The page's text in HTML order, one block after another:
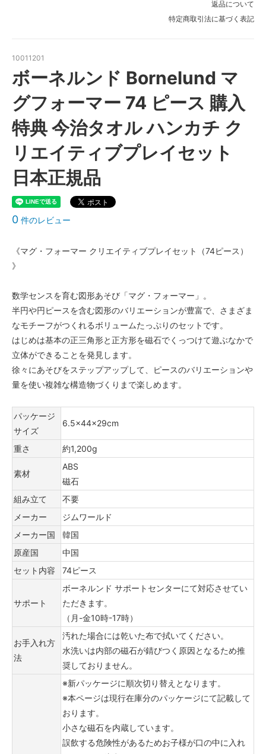
返品について
特定商取引法に基づく表記
10011201
ボーネルンド Bornelund マ
グフォーマー 74 ピース 購入
特典 今治タオル ハンカチ ク
リエイティブプレイセット
日本正規品
0 件のレビュー
《マグ・フォーマー クリエイティブプレイセット（74ピース）
》
数学センスを育む図形あそび「マグ・フォーマー」。
半円や円ピースを含む図形のバリエーションが豊富で、さまざま
なモチーフがつくれるボリュームたっぷりのセットです。
はじめは基本の正三角形と正方形を磁石でくっつけて遊ぶなかで
立体ができることを発見します。
徐々にあそびをステップアップして、ピースのバリエーションや
量を使い複雑な構造物づくりまで楽しめます。
パッケージ
サイズ
6.5×44×29cm
重さ 約1,200g
素材
ABS
磁石
組み立て
不要
メーカー
ジムワールド
メーカー国
韓国
原産国
中国
セット内容
74ピース
サポート
ボーネルンド サポートセンターにて対応させてい
ただきます。
（月-金10時-17時）
お手入れ方
法
汚れた場合には乾いた布で拭いてください。
水洗いは内部の磁石が錆びつく原因となるため推
奨しておりません。
※新パッケージに順次切り替えとなります。
※本ページは現行在庫分のパッケージにて記載して
おります。
小さな磁石を内蔵しています。
誤飲する危険性があるためお子様が口の中に入れ